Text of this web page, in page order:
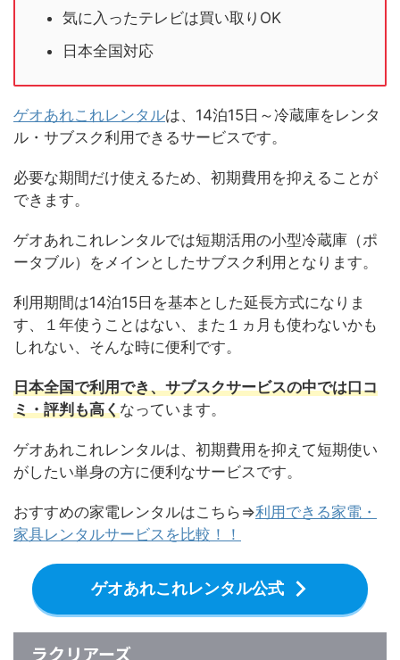
気に入ったテレビは買い取りOK
日本全国対応
ゲオあれこれレンタルは、14泊15日～冷蔵庫をレンタ
ル・サブスク利用できるサービスです。
必要な期間だけ使えるため、初期費用を抑えることが
できます。
ゲオあれこれレンタルでは短期活用の小型冷蔵庫（ポ
ータブル）をメインとしたサブスク利用となります。
利用期間は14泊15日を基本とした延長方式になりま
す、１年使うことはない、また１ヵ月も使わないかも
しれない、そんな時に便利です。
日本全国で利用でき、サブスクサービスの中では口コ
ミ・評判も高くなっています。
ゲオあれこれレンタルは、初期費用を抑えて短期使い
がしたい単身の方に便利なサービスです。
おすすめの家電レンタルはこちら⇒利用できる家電・
家具レンタルサービスを比較！！
ゲオあれこれレンタル公式
ラクリアーズ